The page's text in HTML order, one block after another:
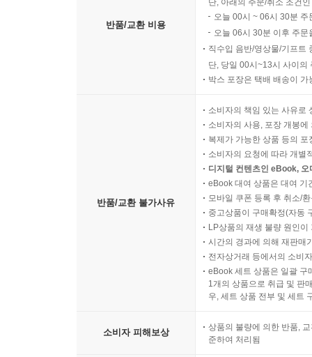
반품/교환 비용
단, 아래의 주문/취소 조건
오늘 00시 ~ 06시 30분
오늘 06시 30분 이후 주
직수입 음반/영상물/기프트
단, 당일 00시~13시 사이의
박스 포장은 택배 배송이
반품/교환 불가사유
소비자의 책임 있는 사유로
소비자의 사용, 포장 개봉
복제가 가능한 상품 등의
소비자의 요청에 따라 개별
디지털 컨텐츠인 eBook,
eBook 대여 상품은 대여 기
모바일 쿠폰 등록 후 취소/
중고상품이 구매확정(자동
LP상품의 재생 불량 원인
시간의 경과에 의해 재판매
전자상거래 등에서의 소비
eBook 세트 상품은 일괄 구
1개의 상품으로 취급 및 판
우, 세트 상품 전부 및 세트
소비자 피해보상
상품의 불량에 의한 반품,
준하여 처리됨